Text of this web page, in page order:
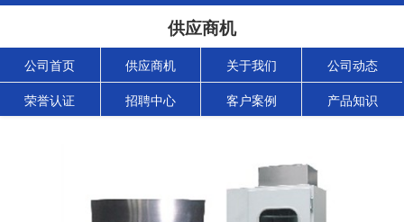
供应商机
公司首页 供应商机 关于我们 公司动态
荣誉认证 招聘中心 客户案例 产品知识